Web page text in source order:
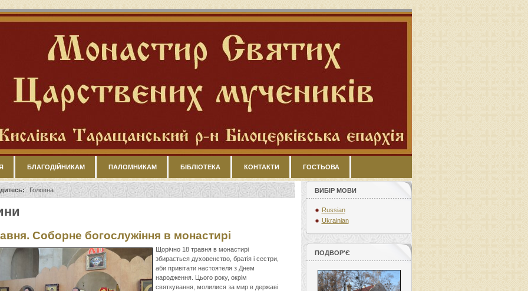
БЛАГОДІЙНИКАМ ПАЛОМНИКАМ БІБЛІОТЕКА КОНТАКТИ ГОСТЬОВА
Головна
Соборне богослужіння в монастирі
Щорічно 18 травня в монастирі
збирається духовенство, братія і сестри,
аби привітати настоятеля з Днем
народження. Цього року, окрім
святкування, молилися за мир в державі
ВИБІР МОВИ
Russian
Ukrainian
ПОДВОР'Є